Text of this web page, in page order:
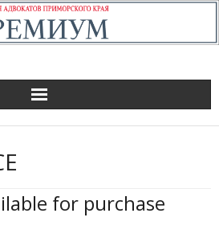
for purchase